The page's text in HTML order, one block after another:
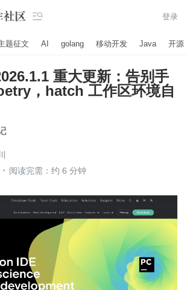
 登录
题征文 AI golang 移动开发 Java 开源
重大更新：告别手
，hatch 工作区环境自
阅读完需：约 6 分钟